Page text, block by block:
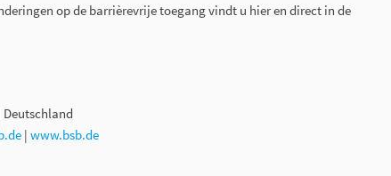
op de barrièrevrije toegang vindt u hier en direct in de
Deutschland
| www.bsb.de